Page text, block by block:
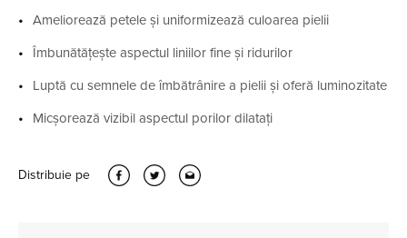
Ameliorează petele și uniformizează culoarea pielii
Îmbunătățește aspectul liniilor fine și ridurilor
Luptă cu semnele de îmbătrânire a pielii și oferă luminozitate
Micșorează vizibil aspectul porilor dilatați
Distribuie pe